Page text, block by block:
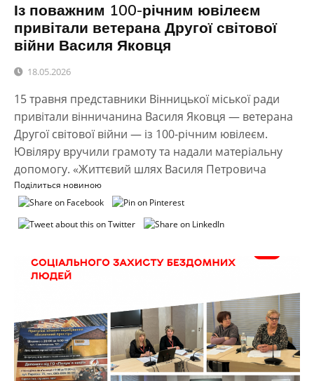
Із поважним 100-річним ювілеєм
привітали ветерана Другої світової
війни Василя Яковця
18.05.2026
15 травня представники Вінницької міської ради
привітали вінничанина Василя Яковця — ветерана
Другої світової війни — із 100-річним ювілеєм.
Ювіляру вручили грамоту та надали матеріальну
допомогу. «Життєвий шлях Василя Петровича
Поділиться новиною